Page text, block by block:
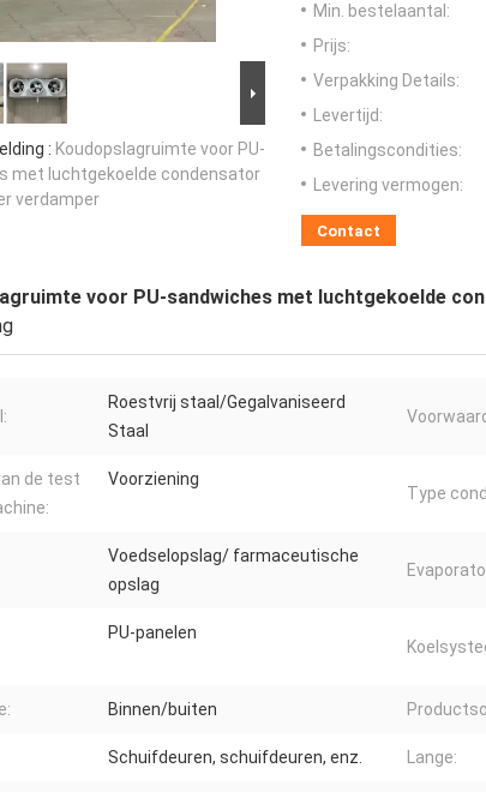
: Koudopslagruimte voor PU-
met luchtgekoelde condensator
verdamper
Min. bestelaantal:
Prijs:
Verpakking Details:
Levertijd:
Betalingscondities:
Levering vermogen:
Contact
voor PU-sandwiches met luchtgekoelde
Roestvrij staal/Gegalvaniseerd
Staal
de test
Voorziening
Type
Voedselopslag/ farmaceutische
opslag
PU-panelen
Binnen/buiten
Schuifdeuren, schuifdeuren, enz. Lange: